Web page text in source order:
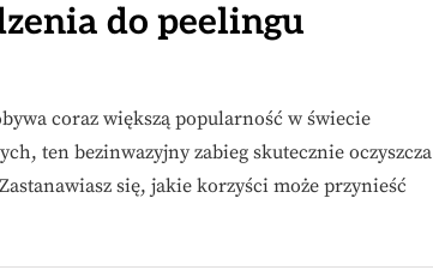
do peelingu
coraz większą popularność w świecie
ten bezinwazyjny zabieg skutecznie oczyszcza
się, jakie korzyści może przynieść